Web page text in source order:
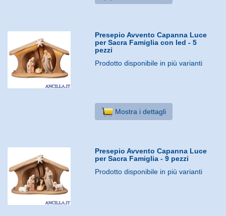
Presepio Avvento Capanna Luce
per Sacra Famiglia con led - 5
pezzi
Prodotto disponibile in più varianti
Mostra i dettagli
Presepio Avvento Capanna Luce
per Sacra Famiglia - 9 pezzi
Prodotto disponibile in più varianti